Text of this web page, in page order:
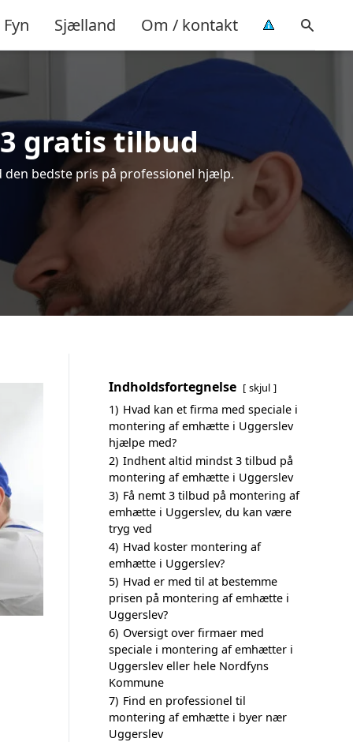
Fyn Sjælland Om / kontakt
gratis tilbud
bedste pris på professionel hjælp.
Indholdsfortegnelse skjul
1) Hvad kan et firma med speciale i
montering af emhætte i Uggerslev
hjælpe med?
2) Indhent altid mindst 3 tilbud på
montering af emhætte i Uggerslev
3) Få nemt 3 tilbud på montering af
emhætte i Uggerslev, du kan være
tryg ved
4) Hvad koster montering af
emhætte i Uggerslev?
5) Hvad er med til at bestemme
prisen på montering af emhætte i
Uggerslev?
6) Oversigt over firmaer med
speciale i montering af emhætter i
Uggerslev eller hele Nordfyns
Kommune
7) Find en professionel til
montering af emhætte i byer nær
Uggerslev